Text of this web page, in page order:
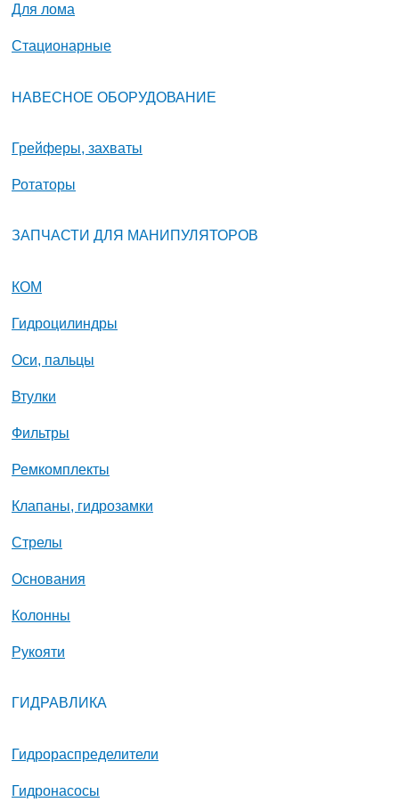
Для лома
Стационарные
НАВЕСНОЕ ОБОРУДОВАНИЕ
Грейферы, захваты
Ротаторы
ЗАПЧАСТИ ДЛЯ МАНИПУЛЯТОРОВ
КОМ
Гидроцилиндры
Оси, пальцы
Втулки
Фильтры
Ремкомплекты
Клапаны, гидрозамки
Стрелы
Основания
Колонны
Рукояти
ГИДРАВЛИКА
Гидрораспределители
Гидронасосы